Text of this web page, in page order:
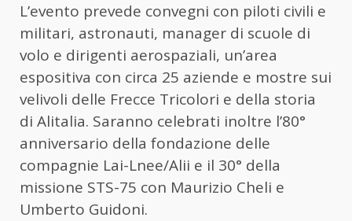
L’evento prevede convegni con piloti civili e
militari, astronauti, manager di scuole di
volo e dirigenti aerospaziali, un’area
espositiva con circa 25 aziende e mostre sui
velivoli delle Frecce Tricolori e della storia
di Alitalia. Saranno celebrati inoltre l’80°
anniversario della fondazione delle
compagnie Lai-Lnee/Alii e il 30° della
missione STS-75 con Maurizio Cheli e
Umberto Guidoni.